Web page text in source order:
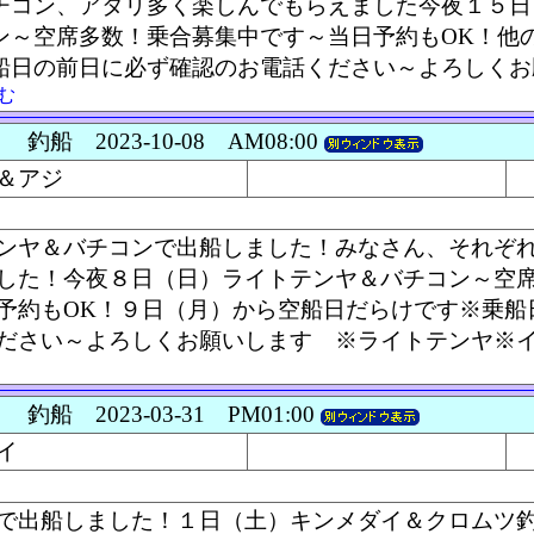
コン、アタリ多く楽しんでもらえました今夜１５
～空席多数！乗合募集中です～当日予約もOK！他
の前日に必ず確認のお電話ください～よろしく
釣船 2023-10-08 AM08:00
アジ
ヤ＆バチコンで出船しました！みなさん、それぞ
た！今夜８日（日）ライトテンヤ＆バチコン～空
約もOK！９日（月）から空船日だらけです※乗船
さい～よろしくお願いします ※ライトテンヤ※
釣船 2023-03-31 PM01:00
出船しました！１日（土）キンメダイ＆クロムツ